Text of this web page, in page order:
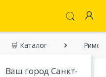
Ваш город Санкт-
🛒 Каталог